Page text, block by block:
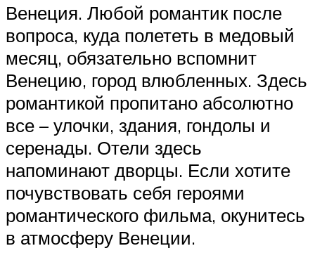
Венеция. Любой романтик после
вопроса, куда полететь в медовый
месяц, обязательно вспомнит
Венецию, город влюбленных. Здесь
романтикой пропитано абсолютно
все – улочки, здания, гондолы и
серенады. Отели здесь
напоминают дворцы. Если хотите
почувствовать себя героями
романтического фильма, окунитесь
в атмосферу Венеции.